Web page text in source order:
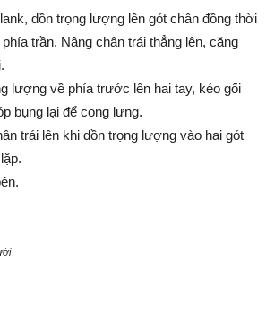
dồn trọng lượng lên gót chân đồng thời
trần. Nâng chân trái thẳng lên, căng
lượng về phía trước lên hai tay, kéo gối
bụng lại để cong lưng.
trái lên khi dồn trọng lượng vào hai gót